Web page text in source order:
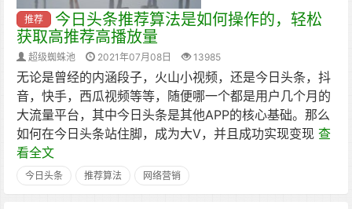
推荐
今日头条推荐算法是如何操作的，轻松
获取高推荐高播放量
超级蜘蛛池 2021年07月08日 13985
无论是曾经的内涵段子，火山小视频，还是今日头条，抖
音，快手，西瓜视频等等，随便哪一个都是用户几个月的
大流量平台，其中今日头条是其他APP的核心基础。那么
如何在今日头条站住脚，成为大V，并且成功实现变现 查
看全文
今日头条 推荐算法 网络营销